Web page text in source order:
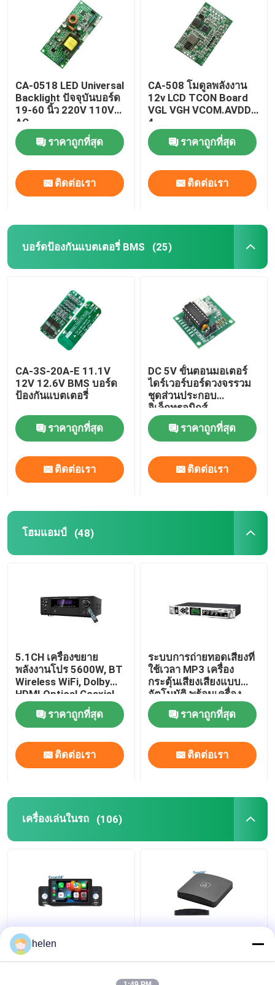
CA-0518 LED Universal
Backlight ปัจจุบันบอร์ด
19-60 นิ้ว 220V 110V
AC
ราคาถูกที่สุด
ติดต่อเรา
CA-508 โมดูลพลังงาน
12v LCD TCON Board
VGL VGH VCOM.AVDD
4
ราคาถูกที่สุด
ติดต่อเรา
บอร์ดป้องกันแบตเตอรี่ BMS (25)
CA-3S-20A-E 11.1V
12V 12.6V BMS บอร์ด
ป้องกันแบตเตอรี่
ราคาถูกที่สุด
ติดต่อเรา
DC 5V ขั้นตอนมอเตอร์
ไดร์เวอร์บอร์ดวงจรรวม
ชุดส่วนประกอบ
อิเล็กทรอนิกส์
ราคาถูกที่สุด
ติดต่อเรา
โฮมแอมป์ (48)
5.1CH เครื่องขยาย
พลังงานโปร 5600W, BT
Wireless WiFi, Dolby
HDMI Optical Coaxial,
สําหรับโรงภาพยนตร์บ้าน
KTV
ราคาถูกที่สุด
ติดต่อเรา
ระบบการถ่ายทอดเสียงที่
ใช้เวลา MP3 เครื่อง
กระตุ้นเสียงเสียงแบบ
อัตโนมัติ พร้อมเครื่อง
กระตุ้นสะโพกโลหะ
ภายนอกราคาถูกที่สุด
ติดต่อเรา
เครื่องเล่นในรถ (106)
เครื่องเล่น MP5 ใน
รถยนต์ Creatall ขนาด 5
Bluetooth CarPlay แบบ
อะแดปเตอร์ CarPlay ไร้
รองรับ Android แปลง
helen